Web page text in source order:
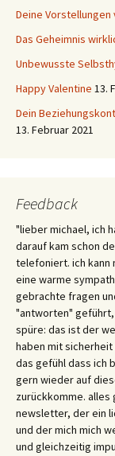
Deine Vorstellungen
Das Geheimnis
Unbewusste
Happy Valentine 13.
Dein
13. Februar 2021
Feedback
"lieber michael, ich
darauf kam schon
telefoniert. ich kann
eine warme
gebrachte fragen
"antworten" geführt,
spüre: das ist der
haben mit
das gefühl dass ich
gern wieder auf
zurückkomme. alles
newsletter, der ein
und der mich mich
und gleichzeitig